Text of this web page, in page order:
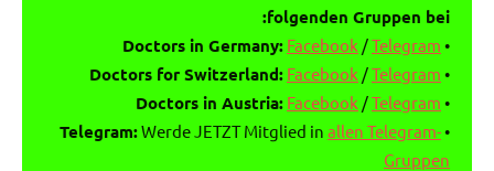
folgenden Gruppen bei:
•
Doctors in Germany: Facebook /Telegram
•
Doctors for Switzerland: Facebook /Telegram
•
Doctors in Austria: Facebook /Telegram
•
Telegram:Werde JETZT Mitglied in allen Telegram-
Gruppen